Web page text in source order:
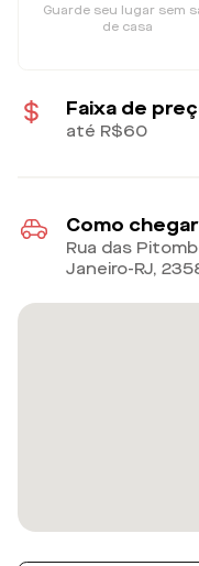
Guarde seu lugar sem
de casa
Faixa de
até R$60
Como chegar
Rua das
Janeiro-RJ,